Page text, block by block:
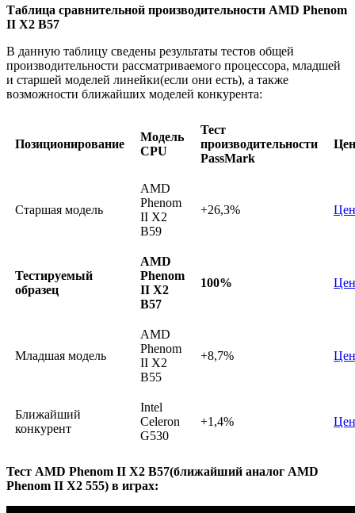
Таблица сравнительной производительности AMD Phenom
II X2 B57
В данную таблицу сведены результаты тестов общей
производительности рассматриваемого процессора, младшей
и старшей моделей линейки(если они есть), а также
возможности ближайших моделей конкурента:
Позиционирование
Модель
CPU
Тест
производительности
PassMark
Старшая модель
AMD
Phenom
II X2
B59
+26,3%
Тестируемый
образец
AMD
Phenom
II X2
B57
100%
Младшая модель
AMD
Phenom
II X2
B55
+8,7%
Ближайший
конкурент
Intel
Celeron
G530
+1,4%
Тест AMD Phenom II X2 B57(ближайший аналог AMD
Phenom II X2 555) в играх: